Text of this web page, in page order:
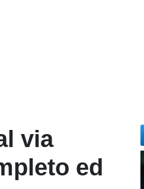
via
ed